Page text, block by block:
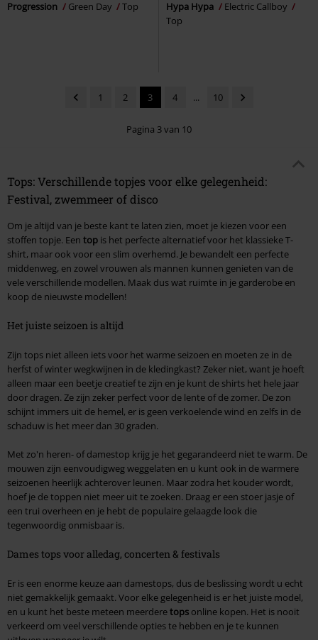
Progression Green Day Top Hypa Hypa
Electric Callboy
Top
1 2 3 4 ... 10
Pagina 3 van 10
Tops: Verschillende topjes voor elke gelegenheid:
Festival, zwemmeer of disco
Om je altijd van je beste kant te laten zien, moet je kiezen voor een
stoffen topje. Een top is het perfecte alternatief voor het klassieke T-
shirt, maar ook voor een slim overhemd. Je bewandelt een perfecte
middenweg, en zowel vrouwen als mannen kunnen genieten van de
vele verschillende modellen. Maak dus wat ruimte in je garderobe en
koop de nieuwste modellen!
Het juiste seizoen is altijd
Zijn tops niet alleen iets voor het warme seizoen en moeten ze in de
herfst of winter wegkwijnen in de kledingkast? Zeker niet, want je hoeft
alleen maar een beetje creatief te zijn en je kunt de shirts het hele jaar
door dragen. Ze zijn zeker perfect voor de lente of de zomer. De zon
schijnt immers uit de hemel, er is geen verkoelende wind en zelfs in de
schaduw is het meer dan 30 graden.
Met zo'n heren- of damestop krijg je het gegarandeerd niet te warm. De
mouwen zijn eenvoudigweg weggelaten en u kunt ook in de warmere
seizoenen heerlijk achterover leunen. Maar zodra het kouder wordt,
hoef je de toppen niet meer uit te zoeken. Draag er een stoer jasje of
een trui overheen en je hebt de populaire gelaagde look die
tegenwoordig onmisbaar is.
Dames tops voor alledag, concerten & festivals
Er is een enorme keuze aan damestops, dus de beslissing wordt u echt
niet gemakkelijk gemaakt. Voor elke gelegenheid is er het juiste model,
en u kunt het beste meteen meerderetops online kopen. Het is nooit
verkeerd om veel verschillende opties te hebben en je te kunnen